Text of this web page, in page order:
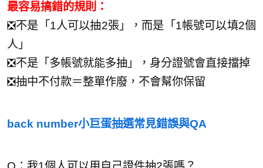
最容易搞錯的規則：
❎不是「1人可以抽2張」，而是「1帳號可以填2個
人」
❎不是「多帳號就能多抽」，身分證號會直接擋掉
❎抽中不付款＝整單作廢，不會幫你保留
back number小巨蛋抽選常見錯誤與QA